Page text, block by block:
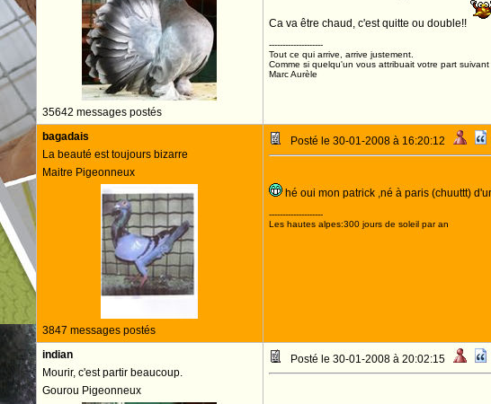
35642 messages postés
Ca va être chaud, c'est quitte ou double!!
--------------------
Tout ce qui arrive, arrive justement.
Comme si quelqu'un vous attribuait votre part suivant
Marc Aurèle
bagadais
La beauté est toujours bizarre
Maitre Pigeonneux
3847 messages postés
Posté le 30-01-2008 à 16:20:12
hé oui mon patrick ,né à paris (chuuttt)
--------------------
Les hautes alpes:300 jours de soleil par an
indian
Mourir, c'est partir beaucoup.
Gourou Pigeonneux
Posté le 30-01-2008 à 20:02:15